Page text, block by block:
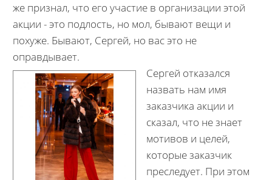
же признал, что его участие в организации этой
акции - это подлость, но мол, бывают вещи и
похуже. Бывают, Сергей, но вас это не
оправдывает.
Сергей отказался
назвать нам имя
заказчика акции и
сказал, что не знает
мотивов и целей,
которые заказчик
преследует. При этом